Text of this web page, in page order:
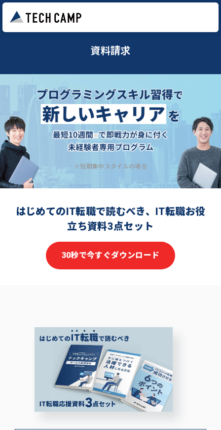
資料請求
※短期集中スタイルの場合
はじめてのIT転職で読むべき、IT転職お役
立ち資料3点セット
30秒で今すぐダウンロード